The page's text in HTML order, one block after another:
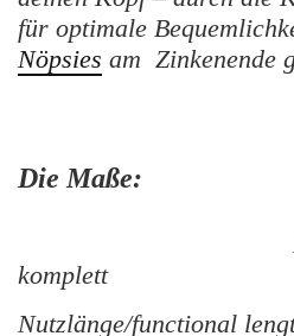
für optimale
Nöpsies am Zinkenende
Die Maße:
komplett
Nutzlänge/functional